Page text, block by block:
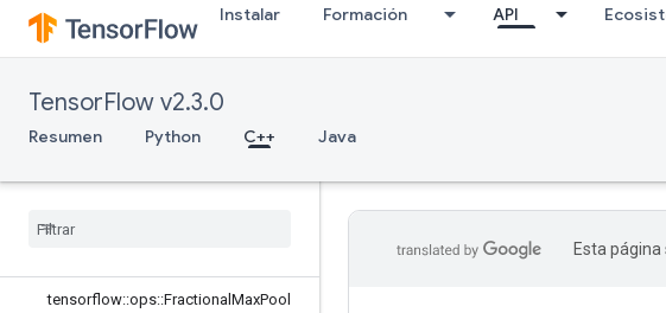
Instalar Formación API
TensorFlow v2.3.0
Resumen Python C++ Java
tensorflow::ops::DepthwiseConv2dN
ativeBackpropInput::Attrs
tensorflow::ops::Dilation2DBackpro
tensorflow
ops::
tensorflow
tensorflow::ops::Fractional MaxPool
Esta